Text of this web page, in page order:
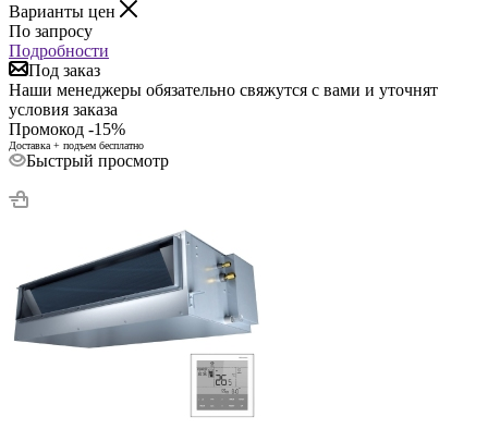
Варианты цен
По запросу
Подробности
Под заказ
Наши менеджеры обязательно свяжутся с вами и уточнят
условия заказа
Промокод -15%
Доставка + подъем бесплатно
Быстрый просмотр